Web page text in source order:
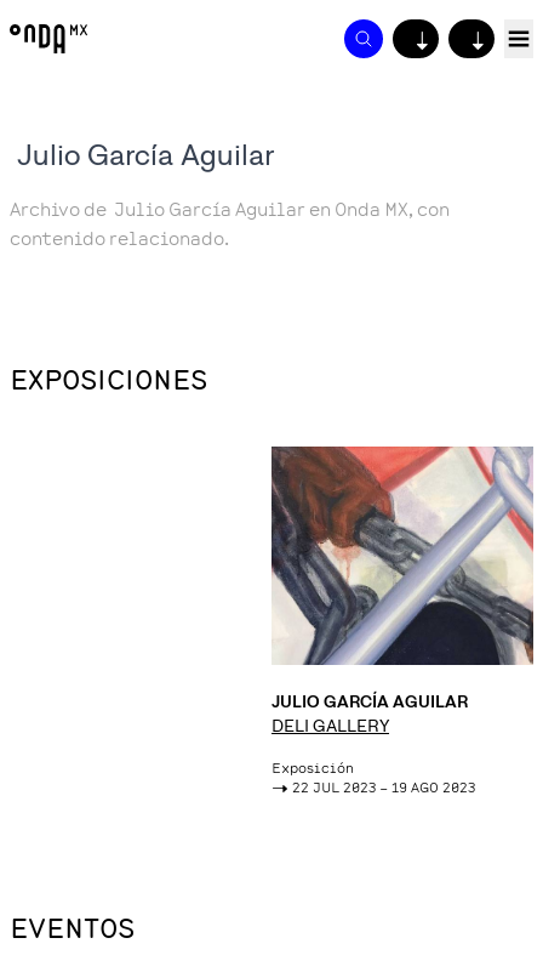
↓ ↓
‬‭ Julio‬‭ García‬‭ Aguilar
Archivo de ‬‭ Julio‬‭ García‬‭ Aguilar en Onda MX, con
contenido relacionado.
EXPOSICIONES
JULIO GARCÍA AGUILAR
DELI GALLERY
Exposición
-> 22 JUL 2023 – 19 AGO 2023
EVENTOS